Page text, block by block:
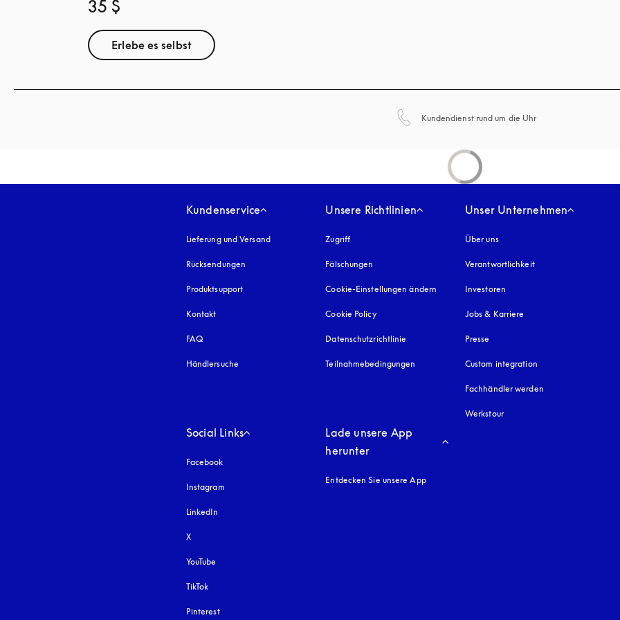
35 $
Erlebe es selbst
Kundendienst rund um die Uhr
Kundenservice
Lieferung und Versand
Rücksendungen
Produktsupport
Kontakt
FAQ
Händlersuche
Unsere Richtlinien
Zugriff öffnet sich in einem neuen Tab
Fälschungen öffnet sich in einem neuen Tab
Cookie-Einstellungen ändern
Cookie Policyöffnet sich in einem neuen Tab
Datenschutzrichtlinie öffnet sich in einem neuen Tab
Teilnahmebedingungen
Unser Unternehmen
Über uns
Verantwortlichkeit
Investoren
Jobs & Karriere
Presse
Custom integration
Fachhändler werden
Werkstour
Social Links
Facebook
Instagram
LinkedIn
X
YouTube
TikTok
Pinterest
Lade unsere App
herunter
Entdecken Sie unsere App